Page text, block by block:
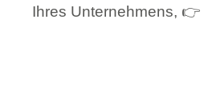
Ihres Unternehmens, 👉